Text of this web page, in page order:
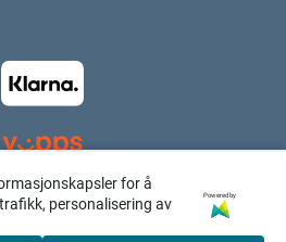
for å
personalisering av
Powered by